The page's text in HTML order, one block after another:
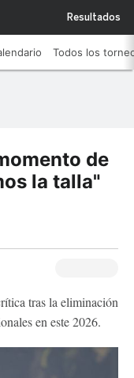
Resultados
Todos los
de
la talla"
tras la eliminación
en este 2026.